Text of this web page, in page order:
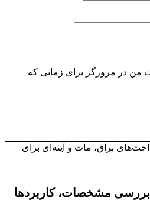
من در مرورگر برای زمانی که